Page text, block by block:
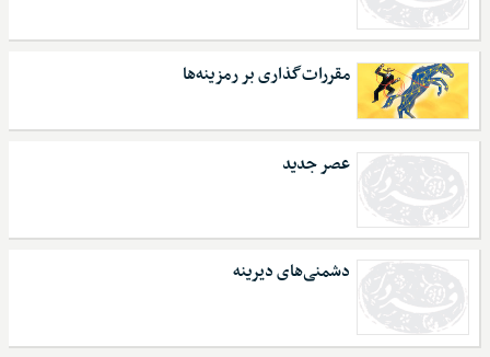
مقررات‌گذاری بر رمزینه‌ها
عصر جدید
دشمنی‌های دیرینه